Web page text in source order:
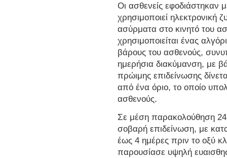
Οι ασθενείς εφοδιάστηκαν
χρησιμοποιεί ηλεκτρονική
ασύρματα στο κινητό του
χρησιμοποιείται ένας
βάρους του ασθενούς,
ημερήσια διακύμανση, με
πρώιμης επιδείνωσης
από ένα όριο, το οποίο
ασθενούς.
Σε μέση παρακολούθηση
σοβαρή επιδείνωση, με
έως 4 ημέρες πριν το οξύ
παρουσίασε υψηλή